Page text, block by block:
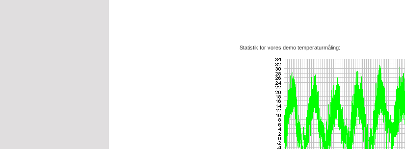
Statistik for vores demo temperaturmåling: